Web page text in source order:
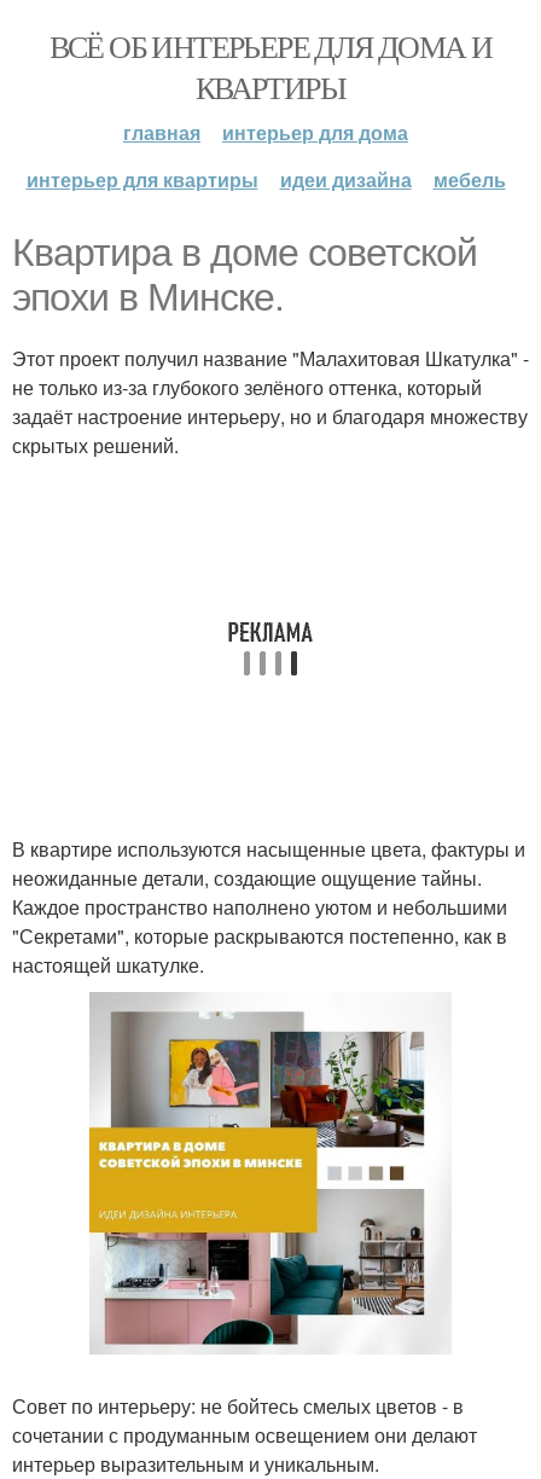
ВСЁ ОБ ИНТЕРЬЕРЕ ДЛЯ ДОМА И
КВАРТИРЫ
главная
интерьер для дома
интерьер для квартиры
идеи дизайна мебель
Квартира в доме советской
эпохи в Минске.
Этот проект получил название "Малахитовая Шкатулка" -
не только из-за глубокого зелёного оттенка, который
задаёт настроение интерьеру, но и благодаря множеству
скрытых решений.
В квартире используются насыщенные цвета, фактуры и
неожиданные детали, создающие ощущение тайны.
Каждое пространство наполнено уютом и небольшими
"Секретами", которые раскрываются постепенно, как в
настоящей шкатулке.
Совет по интерьеру: не бойтесь смелых цветов - в
сочетании с продуманным освещением они делают
интерьер выразительным и уникальным.